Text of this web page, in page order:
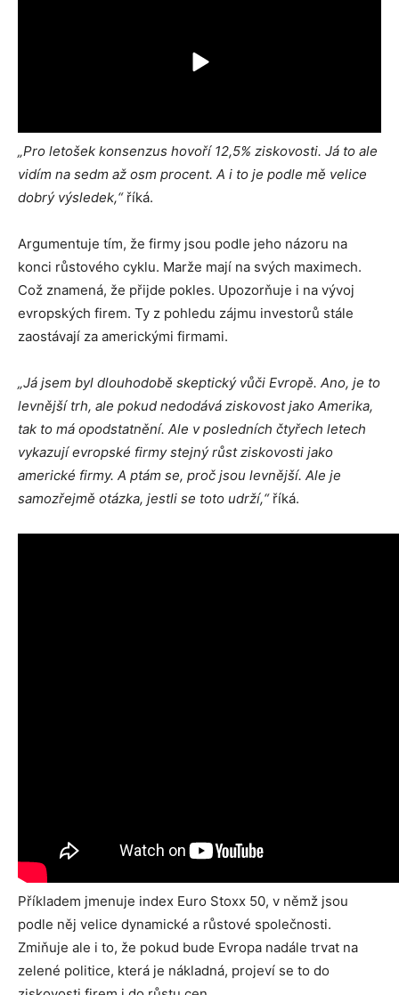
„Pro letošek konsenzus hovoří 12,5% ziskovosti. Já to ale
vidím na sedm až osm procent. A i to je podle mě velice
dobrý výsledek,“říká.
Argumentuje tím, že firmy jsou podle jeho názoru na
konci růstového cyklu. Marže mají na svých maximech.
Což znamená, že přijde pokles. Upozorňuje i na vývoj
evropských firem. Ty z pohledu zájmu investorů stále
zaostávají za americkými firmami.
„Já jsem byl dlouhodobě skeptický vůči Evropě. Ano, je to
levnější trh, ale pokud nedodává ziskovost jako Amerika,
tak to má opodstatnění. Ale v posledních čtyřech letech
vykazují evropské firmy stejný růst ziskovosti jako
americké firmy. A ptám se, proč jsou levnější. Ale je
samozřejmě otázka, jestli se toto udrží,“říká.
Příkladem jmenuje index Euro Stoxx 50, v němž jsou
podle něj velice dynamické a růstové společnosti.
Zmiňuje ale i to, že pokud bude Evropa nadále trvat na
zelené politice, která je nákladná, projeví se to do